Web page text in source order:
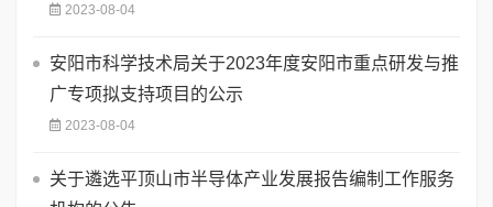
2023-08-04
安阳市科学技术局关于2023年度安阳市重点研发与推
广专项拟支持项目的公示
2023-08-04
关于遴选平顶山市半导体产业发展报告编制工作服务